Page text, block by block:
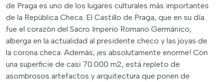
de Praga es uno de los lugares culturales más importantes
de la República Checa. El Castillo de Praga, que en su día
fue el corazón del Sacro Imperio Romano Germánico,
alberga en la actualidad al presidente checo y las joyas de
la corona checa. Además, ¡es absolutamente enorme! Con
una superficie de casi 70.000 m2, está repleto de
asombrosos artefactos y arquitectura que ponen de